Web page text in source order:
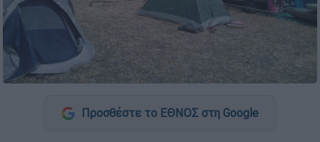
Προσθέστε το ΕΘΝΟΣ στη Google